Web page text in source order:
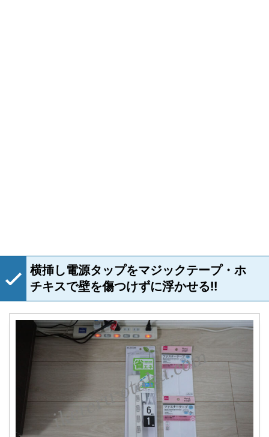
横挿し電源タップをマジックテープ・ホ
チキスで壁を傷つけずに浮かせる!!